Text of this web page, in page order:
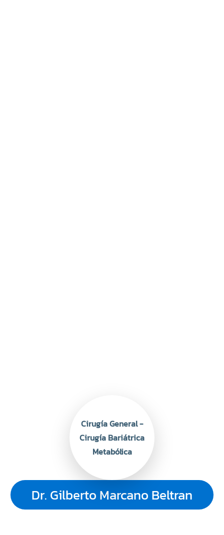
Dr. Gilberto Marcano Beltran
Cirugía General -
Cirugía Bariátrica
Metabólica